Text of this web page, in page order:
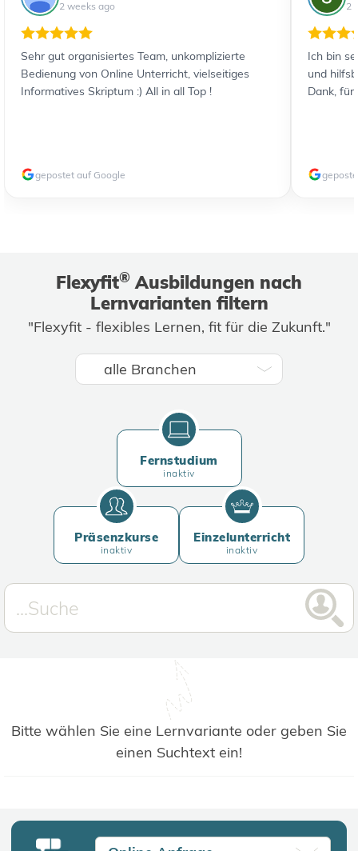
2 weeks ago
Sehr gut organisiertes Team, unkomplizierte
Bedienung von Online Unterricht, vielseitiges
Informatives Skriptum :) All in all Top !
gepostet auf Google
2
Ich bin
und
Dank, für
Flexyfit® Ausbildungen nach
Lernvarianten filtern
"Flexyfit - flexibles Lernen, fit für die Zukunft."
Fernstudium
inaktiv
Präsenzkurse
inaktiv
Einzelunterricht
inaktiv
Bitte wählen Sie eine Lernvariante oder geben Sie
einen Suchtext ein!